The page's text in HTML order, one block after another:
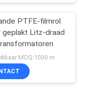
PTFE-filmrol
geplakt Litz-draad
MOQ:1000 m